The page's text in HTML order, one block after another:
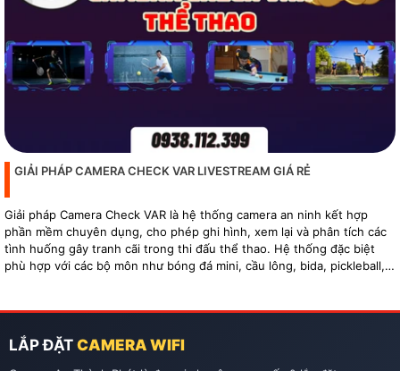
GIẢI PHÁP CAMERA CHECK VAR LIVESTREAM GIÁ RẺ
Giải pháp Camera Check VAR là hệ thống camera an ninh kết hợp
phần mềm chuyên dụng, cho phép ghi hình, xem lại và phân tích các
tình huống gây tranh cãi trong thi đấu thể thao. Hệ thống đặc biệt
phù hợp với các bộ môn như bóng đá mini, cầu lông, bida, pickleball,
LẮP ĐẶT CAMERA WIFI